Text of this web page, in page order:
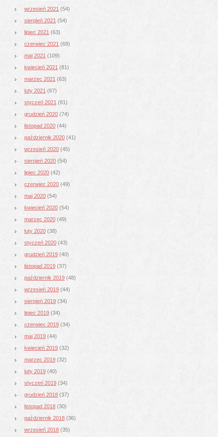
wrzesień 2021 (54)
sierpień 2021 (54)
lipiec 2021 (63)
czerwiec 2021 (69)
maj 2021 (109)
kwiecień 2021 (81)
marzec 2021 (63)
luty 2021 (67)
styczeń 2021 (81)
grudzień 2020 (74)
listopad 2020 (44)
październik 2020 (41)
wrzesień 2020 (45)
sierpień 2020 (54)
lipiec 2020 (42)
czerwiec 2020 (49)
maj 2020 (54)
kwiecień 2020 (54)
marzec 2020 (49)
luty 2020 (38)
styczeń 2020 (43)
grudzień 2019 (40)
listopad 2019 (37)
październik 2019 (48)
wrzesień 2019 (44)
sierpień 2019 (34)
lipiec 2019 (34)
czerwiec 2019 (34)
maj 2019 (44)
kwiecień 2019 (32)
marzec 2019 (32)
luty 2019 (40)
styczeń 2019 (34)
grudzień 2018 (37)
listopad 2018 (30)
październik 2018 (36)
wrzesień 2018 (35)